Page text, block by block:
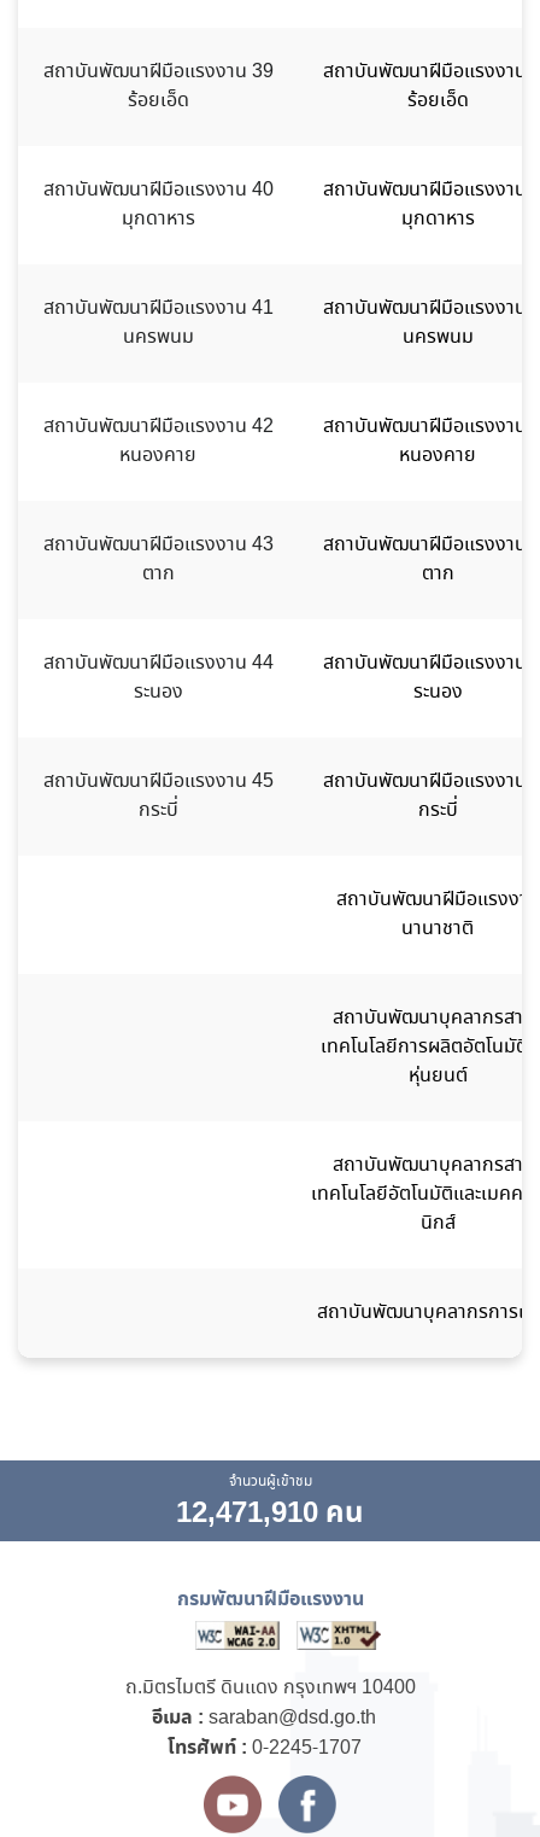
สถาบันพัฒนาฝีมือแรงงาน 39
ร้อยเอ็ด
สถาบันพัฒนาฝีมือแรงงาน
ร้อยเอ็ด
สถาบันพัฒนาฝีมือแรงงาน 40
มุกดาหาร
สถาบันพัฒนาฝีมือแรงงาน
มุกดาหาร
สถาบันพัฒนาฝีมือแรงงาน 41
นครพนม
สถาบันพัฒนาฝีมือแรงงาน
นครพนม
สถาบันพัฒนาฝีมือแรงงาน 42
หนองคาย
สถาบันพัฒนาฝีมือแรงงาน
หนองคาย
สถาบันพัฒนาฝีมือแรงงาน 43
ตาก
สถาบันพัฒนาฝีมือแรงงาน
ตาก
สถาบันพัฒนาฝีมือแรงงาน 44
ระนอง
สถาบันพัฒนาฝีมือแรงงาน
ระนอง
สถาบันพัฒนาฝีมือแรงงาน 45
กระบี่
สถาบันพัฒนาฝีมือแรงงาน
กระบี่
สถาบันพัฒนาฝีมือแรงงาน
นานาชาติ
สถาบันพัฒนาบุคลากรสาข
เทคโนโลยีการผลิตอัตโนมัติแ
หุ่นยนต์
สถาบันพัฒนาบุคลากรสาข
เทคโนโลยีอัตโนมัติและเมคคา
นิกส์
สถาบันพัฒนาบุคลากรการเ
จำนวนผู้เข้าชม
12,471,910 คน
กรมพัฒนาฝีมือแรงงาน
ถ.มิตรไมตรี ดินแดง กรุงเทพฯ 10400
อีเมล : saraban@dsd.go.th
โทรศัพท์ : 0-2245-1707